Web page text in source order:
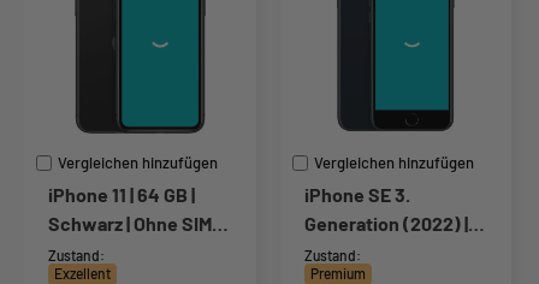
Vergleichen hinzufügen
iPhone 11 | 64 GB |
Schwarz | Ohne SIM-
Lock
Zustand:
Exzellent
Vergleichen hinzufügen
iPhone SE 3.
Generation (2022) |
128GB | Mitternacht
Zustand:
Premium